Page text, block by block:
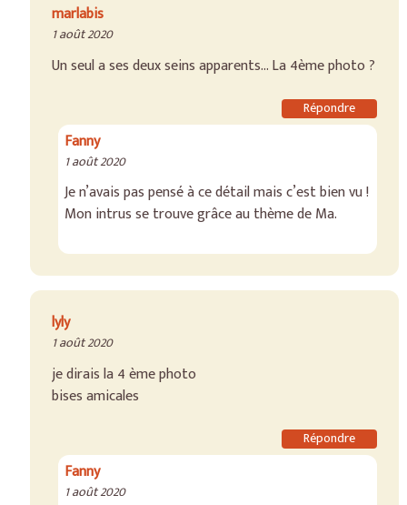
marlabis
1 août 2020
Un seul a ses deux seins apparents… La 4ème photo ?
Répondre
Fanny
1 août 2020
Je n’avais pas pensé à ce détail mais c’est bien vu !
Mon intrus se trouve grâce au thème de Ma.
lyly
1 août 2020
je dirais la 4 ème photo
bises amicales
Répondre
Fanny
1 août 2020